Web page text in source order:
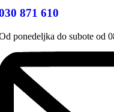
871 610
ponedeljka do subote od